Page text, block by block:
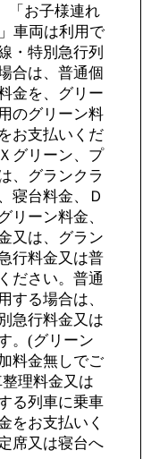
「お子様連れ
車両は利用で
・特別急行列
合は、普通個
金を、グリー
のグリーン料
お支払いくだ
グリーン、プ
、グランクラ
寝台料金、Ｄ
リーン料金、
又は、グラン
行料金又は普
ださい。普通
する場合は、
急行料金又は
。(グリーン
料金無しでご
理料金又は
る列車に乗車
をお支払いく
席又は寝台へ